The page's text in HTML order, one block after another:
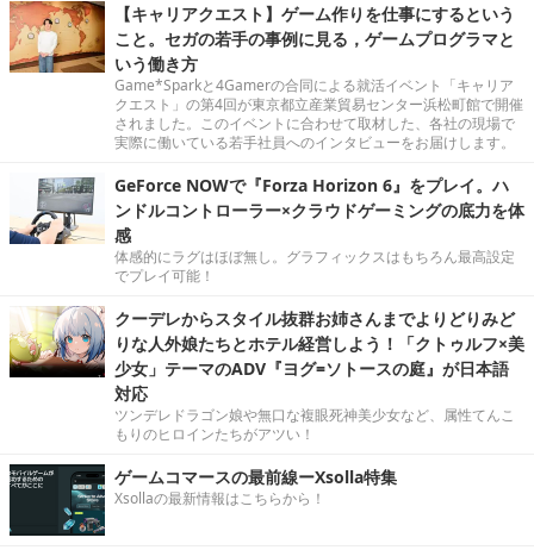
【キャリアクエスト】ゲーム作りを仕事にするという
こと。セガの若手の事例に見る，ゲームプログラマと
いう働き方
Game*Sparkと4Gamerの合同による就活イベント「キャリア
クエスト」の第4回が東京都立産業貿易センター浜松町館で開催
されました。このイベントに合わせて取材した、各社の現場で
実際に働いている若手社員へのインタビューをお届けします。
GeForce NOWで『Forza Horizon 6』をプレイ。ハ
ンドルコントローラー×クラウドゲーミングの底力を体
感
体感的にラグはほぼ無し。グラフィックスはもちろん最高設定
でプレイ可能！
クーデレからスタイル抜群お姉さんまでよりどりみど
りな人外娘たちとホテル経営しよう！「クトゥルフ×美
少女」テーマのADV『ヨグ=ソトースの庭』が日本語
対応
ツンデレドラゴン娘や無口な複眼死神美少女など、属性てんこ
もりのヒロインたちがアツい！
ゲームコマースの最前線ーXsolla特集
Xsollaの最新情報はこちらから！